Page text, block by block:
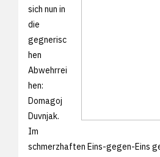
sich nun in
die
gegnerisc
hen
Abwehrrei
hen:
Domagoj
Duvnjak.
Im
schmerzhaften Eins-gegen-Eins